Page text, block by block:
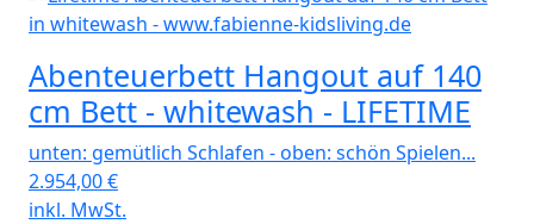
Abenteuerbett Hangout auf 140
cm Bett - whitewash - LIFETIME
unten: gemütlich Schlafen - oben: schön Spielen...
2.954,00€
inkl. MwSt.